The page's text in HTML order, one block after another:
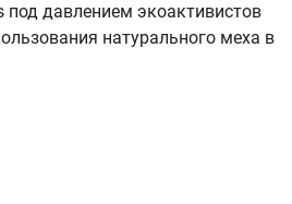
под давлением экоактивистов
натурального меха в